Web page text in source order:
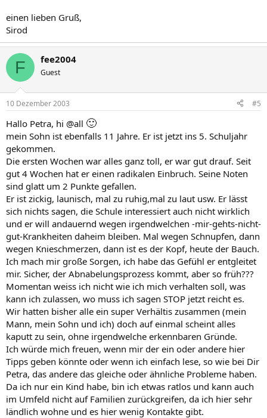
einen lieben Gruß,
Sirod
F fee2004
Guest
10 Dezember 2003 #5
Hallo Petra, hi @all 🙂
mein Sohn ist ebenfalls 11 Jahre. Er ist jetzt ins 5. Schuljahr
gekommen.
Die ersten Wochen war alles ganz toll, er war gut drauf. Seit
gut 4 Wochen hat er einen radikalen Einbruch. Seine Noten
sind glatt um 2 Punkte gefallen.
Er ist zickig, launisch, mal zu ruhig,mal zu laut usw. Er lässt
sich nichts sagen, die Schule interessiert auch nicht wirklich
und er will andauernd wegen irgendwelchen -mir-gehts-nicht-
gut-Krankheiten daheim bleiben. Mal wegen Schnupfen, dann
wegen Knieschmerzen, dann ist es der Kopf, heute der Bauch.
Ich mach mir große Sorgen, ich habe das Gefühl er entgleitet
mir. Sicher, der Abnabelungsprozess kommt, aber so früh???
Momentan weiss ich nicht wie ich mich verhalten soll, was
kann ich zulassen, wo muss ich sagen STOP jetzt reicht es.
Wir hatten bisher alle ein super Verhältis zusammen (mein
Mann, mein Sohn und ich) doch auf einmal scheint alles
kaputt zu sein, ohne irgendwelche erkennbaren Gründe.
Ich würde mich freuen, wenn mir der ein oder andere hier
Tipps geben könnte oder wenn ich einfach lese, so wie bei Dir
Petra, das andere das gleiche oder ähnliche Probleme haben.
Da ich nur ein Kind habe, bin ich etwas ratlos und kann auch
im Umfeld nicht auf Familien zurückgreifen, da ich hier sehr
ländlich wohne und es hier wenig Kontakte gibt.